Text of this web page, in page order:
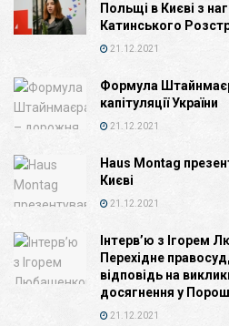
Польщі в Києві з
Катинського
21.12.2021
Формула
капітуляції України
21.12.2021
Haus Montag
Києві
21.12.2021
Інтерв’ю з Ігорем
Перехідне
відповідь на
досягнення у
21.12.2021